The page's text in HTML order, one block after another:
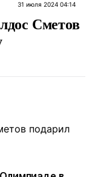
31 июля 2024 04:14
Сметов